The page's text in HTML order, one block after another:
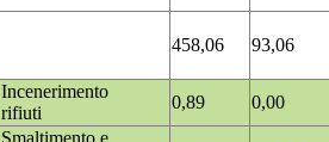
458,06 93,06
Incenerimento
rifiuti
0,89
0,00